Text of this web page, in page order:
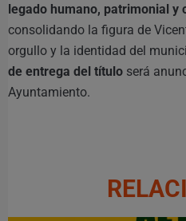
legado humano, patrimonial y
consolidando la figura de
orgullo y la identidad del
de entrega del título será
Ayuntamiento.